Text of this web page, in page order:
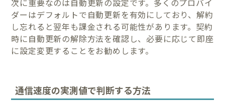
次に重要なのは自動更新の設定です。多くのプロバイ
ダーはデフォルトで自動更新を有効にしており、解約
し忘れると翌年も課金される可能性があります。契約
時に自動更新の解除方法を確認し、必要に応じて即座
に設定変更することをお勧めします。
通信速度の実測値で判断する方法